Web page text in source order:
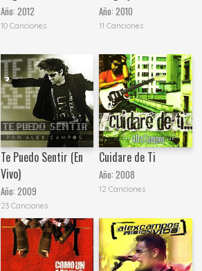
Año: 2012
10 Canciones
Año:2010
11 Canciones
Te Puedo Sentir (En
Vivo)
Año: 2009
23 Canciones
Cuidare de Ti
Año:2008
12 Canciones